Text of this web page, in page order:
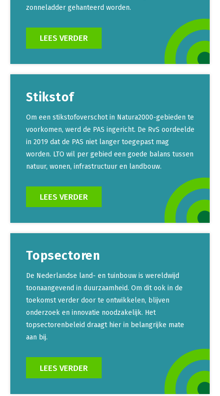
zonneladder gehanteerd worden.
LEES VERDER
Stikstof
Om een stikstofoverschot in Natura2000-gebieden te
voorkomen, werd de PAS ingericht. De RvS oordeelde
in 2019 dat de PAS niet langer toegepast mag
worden. LTO wil per gebied een goede balans tussen
natuur, wonen, infrastructuur en landbouw.
LEES VERDER
Topsectoren
De Nederlandse land- en tuinbouw is wereldwijd
toonaangevend in duurzaamheid. Om dit ook in de
toekomst verder door te ontwikkelen, blijven
onderzoek en innovatie noodzakelijk. Het
topsectorenbeleid draagt hier in belangrijke mate
aan bij.
LEES VERDER